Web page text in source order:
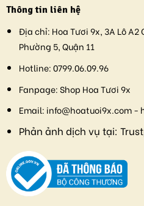
Thông tin liên hệ
Địa chỉ: Hoa Tươi 9x, 3A Lô
Phường 5, Quận 11
Hotline:0799.06.09.96
Fanpage:Shop Hoa Tươi 9x
Email: info@hoatuoi9x.com -
Phản ảnh dịch vụ tại: